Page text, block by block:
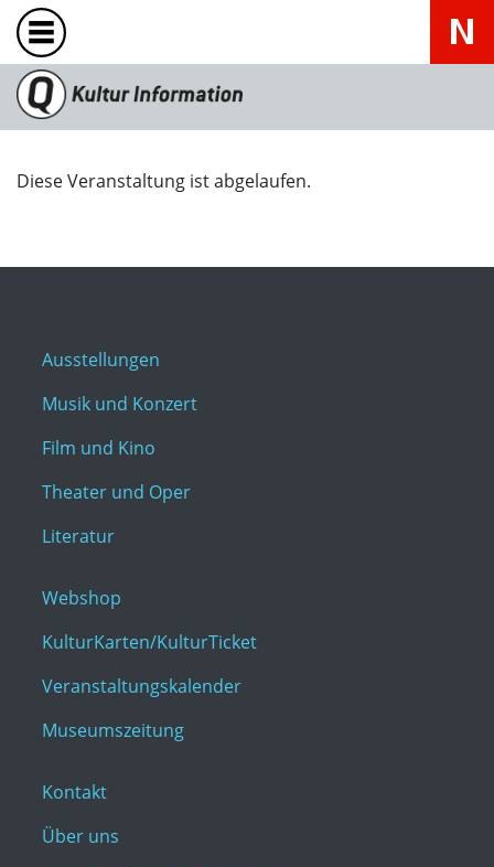
Diese Veranstaltung ist abgelaufen.
Ausstellungen
Musik und Konzert
Film und Kino
Theater und Oper
Literatur
Webshop
KulturKarten/KulturTicket
Veranstaltungskalender
Museumszeitung
Kontakt
Über uns